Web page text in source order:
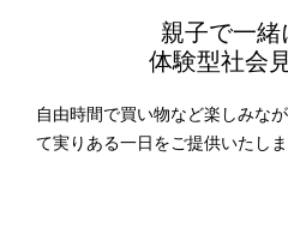
親子で一緒
体験型社会
自由時間で買い物など楽しみな
て実りある一日をご提供いたしま